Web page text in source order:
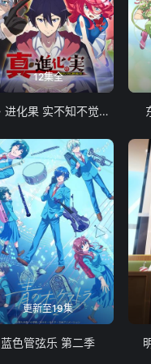
12集全
真・进化果 实不知不觉踏上胜利的人生
更新至19集
蓝色管弦乐 第二季